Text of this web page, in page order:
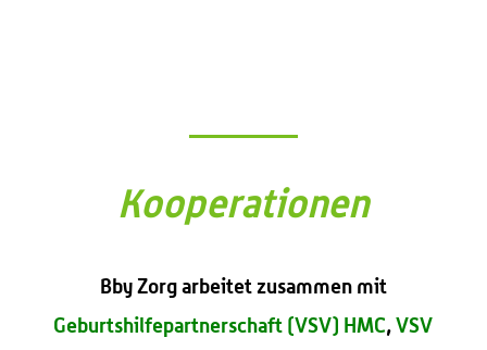
Kooperationen
Bby Zorg arbeitet zusammen mit
Geburtshilfepartnerschaft (VSV) HMC,VSV